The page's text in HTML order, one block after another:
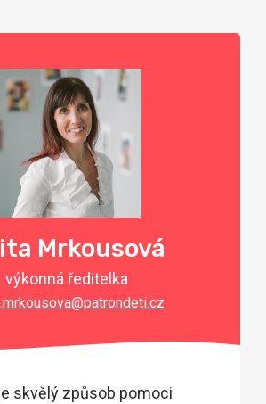
Mrkousová
výkonná ředitelka
skvělý způsob pomoci